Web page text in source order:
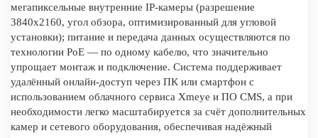
мегапиксельные внутренние IP-камеры (разрешение
3840x2160, угол обзора, оптимизированный для угловой
установки); питание и передача данных осуществляются по
технологии PoE — по одному кабелю, что значительно
упрощает монтаж и подключение. Система поддерживает
удалённый онлайн-доступ через ПК или смартфон с
использованием облачного сервиса Xmeye и ПО CMS, а при
необходимости легко масштабируется за счёт дополнительных
камер и сетевого оборудования, обеспечивая надёжный